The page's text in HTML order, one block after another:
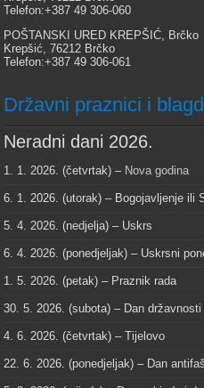
Telefon:+387 49 306-060
POŠTANSKI URED KREPŠIĆ, Brčko
Krepšić, 76212 Brčko
Telefon:+387 49 306-061
Državni praznici i
Neradni dani 2026.
1. 1. 2026. (četvrtak) – Nova godina
6. 1. 2026. (utorak) – Bogojavljenje ili
5. 4. 2026. (nedjelja) – Uskrs
6. 4. 2026. (ponedjeljak) – Uskrsni
1. 5. 2026. (petak) – Praznik rada
30. 5. 2026. (subota) – Dan državnosti
4. 6. 2026. (četvrtak) – Tijelovo
22. 6. 2026. (ponedjeljak) – Dan